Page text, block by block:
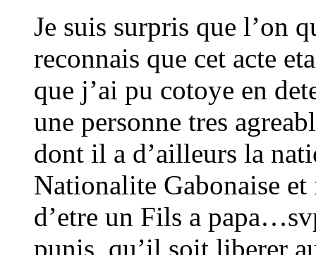
Je suis surpris que l’on
reconnais que cet acte
que j’ai pu cotoye en
une personne tres
dont il a d’ailleurs la
Nationalite Gabonaise
d’etre un Fils a
punis, qu’il soit liberer